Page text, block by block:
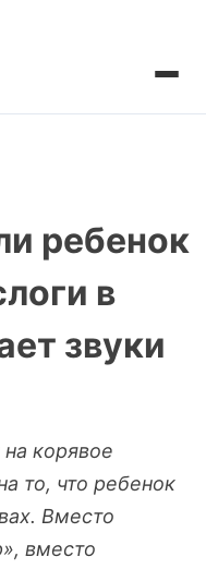
ребенок
в
звуки
корявое
то, что ребенок
Вместо
вместо